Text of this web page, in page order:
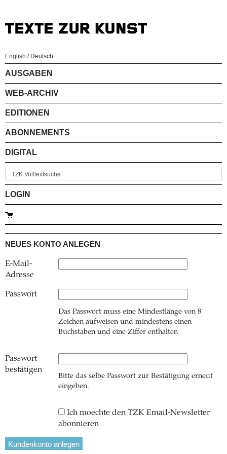
English / Deutsch
AUSGABEN
WEB-ARCHIV
EDITIONEN
ABONNEMENTS
DIGITAL
LOGIN
NEUES KONTO ANLEGEN
E-Mail-
Adresse
Passwort
Das Passwort muss eine Mindestlänge von 8
Zeichen aufweisen und mindestens einen
Buchstaben und eine Ziffer enthalten
Passwort
bestätigen
Bitte das selbe Passwort zur Bestätigung erneut
eingeben.
Ich moechte den TZK Email-Newsletter
abonnieren